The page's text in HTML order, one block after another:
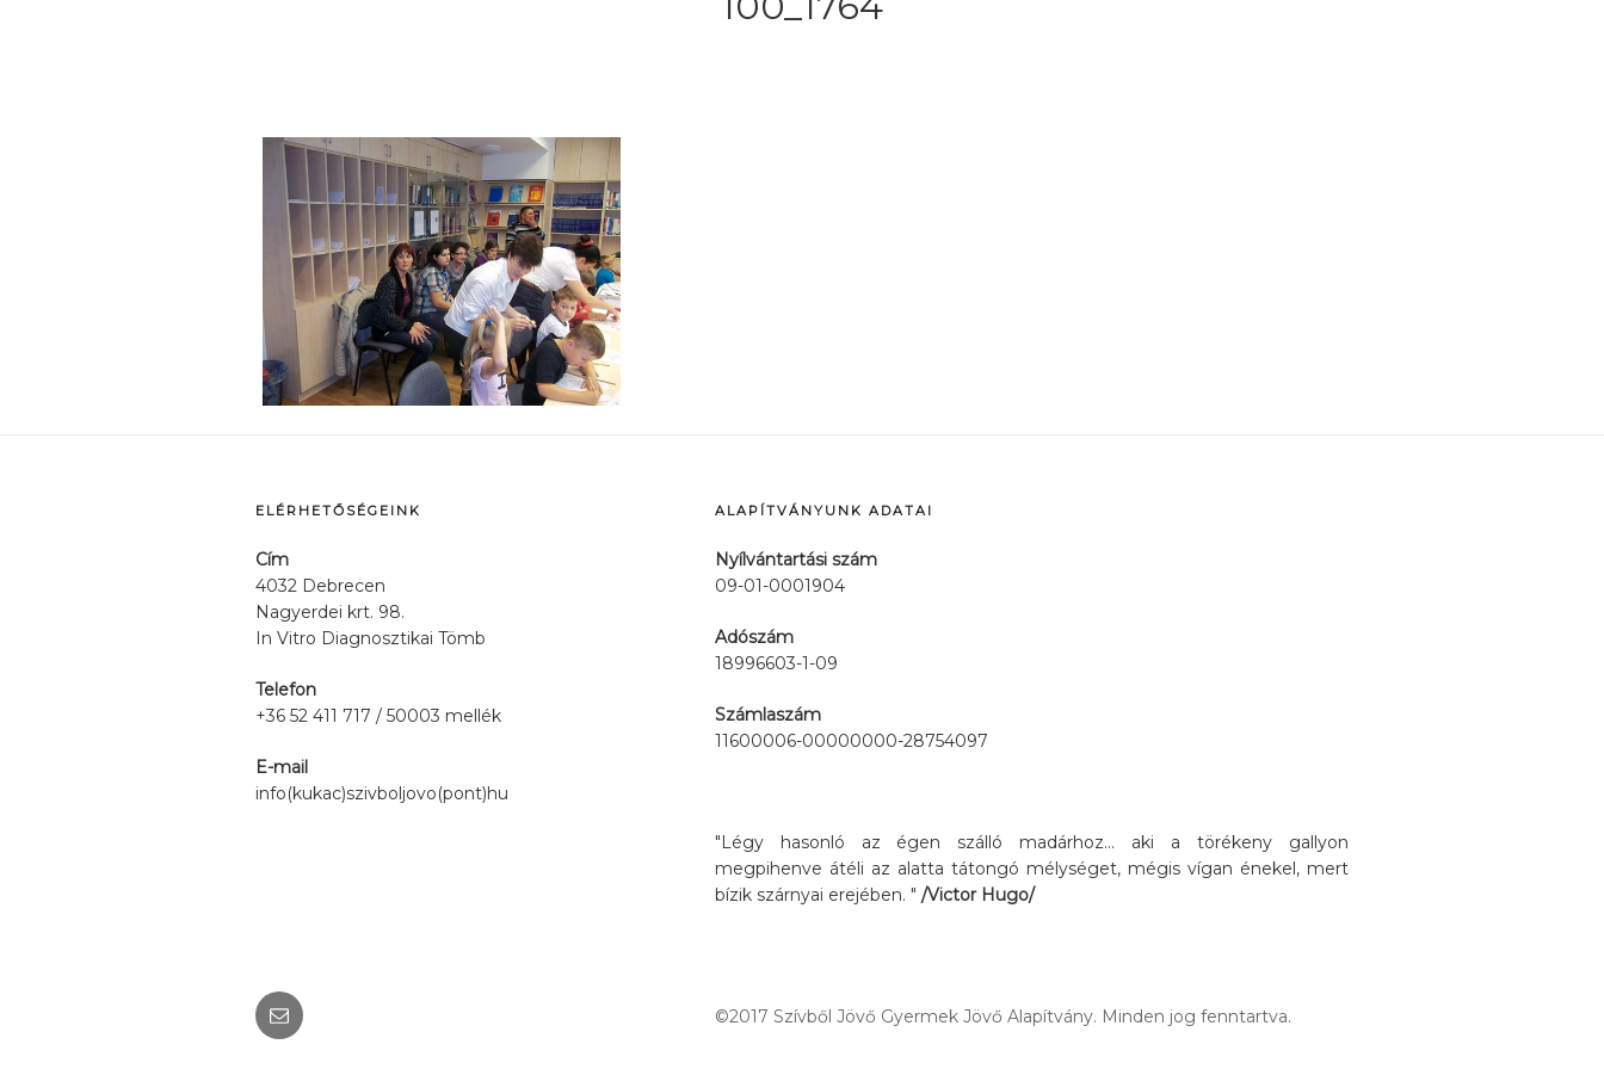
ELÉRHETŐSÉGEINK
Cím
4032 Debrecen
Nagyerdei krt. 98.
In Vitro Diagnosztikai Tömb
Telefon
+36 52 411 717 / 50003 mellék
E-mail
info(kukac)szivboljovo(pont)hu
ALAPÍTVÁNYUNK ADATAI
Nyílvántartási szám
09-01-0001904
Adószám
18996603-1-09
Számlaszám
11600006-00000000-28754097
"Légy hasonló az égen szálló madárhoz... aki a törékeny gallyon
megpihenve átéli az alatta tátongó mélységet, mégis vígan énekel, mert
bízik szárnyai erejében. " /Victor Hugo/
Email ©2017 Szívből Jövő Gyermek Jövő Alapítvány. Minden jog fenntartva.